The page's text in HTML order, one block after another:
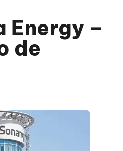
Energy –
de